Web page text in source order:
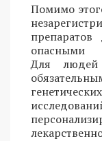
Помимо
опасными
Для людей